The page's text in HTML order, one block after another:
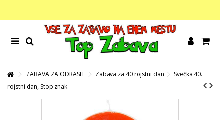
ZABAVA ZA ODRASLE Zabava za 40 rojstni dan
Svečka 40.
rojstni dan, Stop znak